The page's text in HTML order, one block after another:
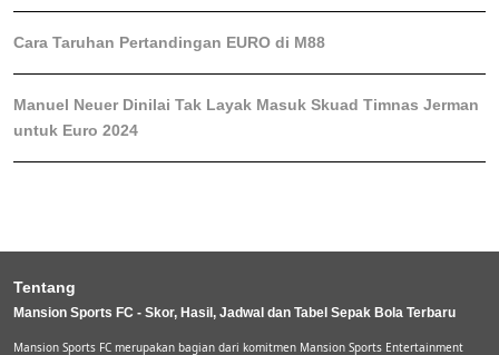
Cara Taruhan Pertandingan EURO di M88
Manuel Neuer Dinilai Tak Layak Masuk Skuad Timnas Jerman
untuk Euro 2024
Tentang
Mansion Sports FC - Skor, Hasil, Jadwal dan Tabel Sepak Bola Terbaru
Mansion Sports FC merupakan bagian dari komitmen Mansion Sports Entertainment